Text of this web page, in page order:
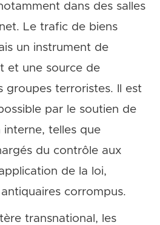
dans des salles
Le trafic de biens
un instrument de
et une source de
groupes terroristes. Il est
par le soutien de
telles que
du contrôle aux
de la loi,
corrompus.
transnational, les